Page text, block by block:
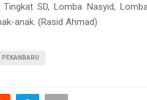
SD, Lomba Nasyid,
anak. (Rasid Ahmad)
PEKANBARU